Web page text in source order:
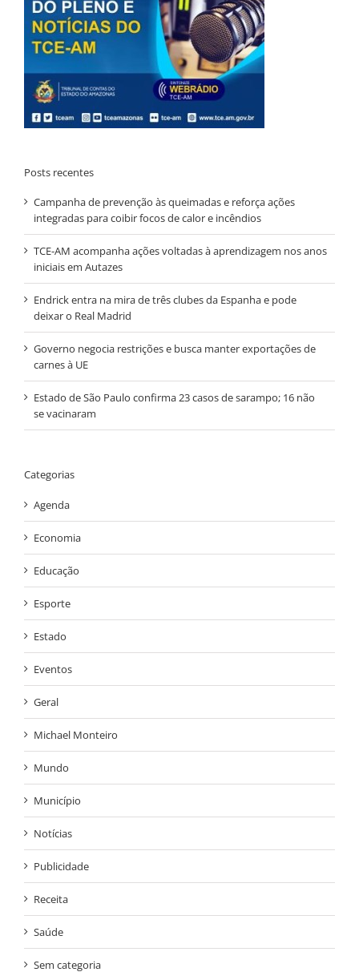
Posts recentes
Campanha de prevenção às queimadas e reforça ações
integradas para coibir focos de calor e incêndios
TCE-AM acompanha ações voltadas à aprendizagem nos anos
iniciais em Autazes
Endrick entra na mira de três clubes da Espanha e pode
deixar o Real Madrid
Governo negocia restrições e busca manter exportações de
carnes à UE
Estado de São Paulo confirma 23 casos de sarampo; 16 não
se vacinaram
Categorias
Agenda
Economia
Educação
Esporte
Estado
Eventos
Geral
Michael Monteiro
Mundo
Município
Notícias
Publicidade
Receita
Saúde
Sem categoria